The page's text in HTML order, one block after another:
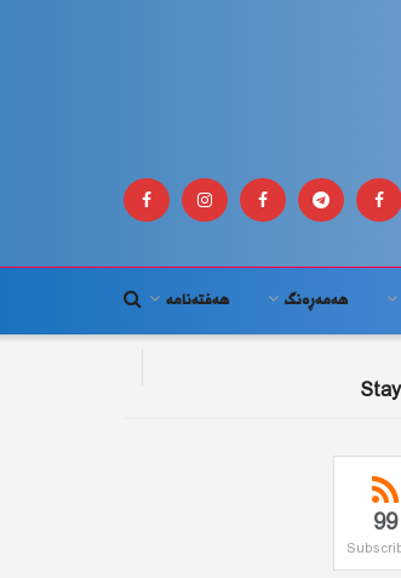
هەمەڕەنگ هەفتەنامە
99